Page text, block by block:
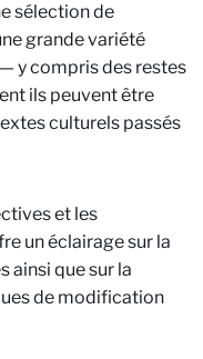
sélection de
grande variété
y compris des restes
ils peuvent être
culturels passés
et les
un éclairage sur la
ainsi que sur la
de modification